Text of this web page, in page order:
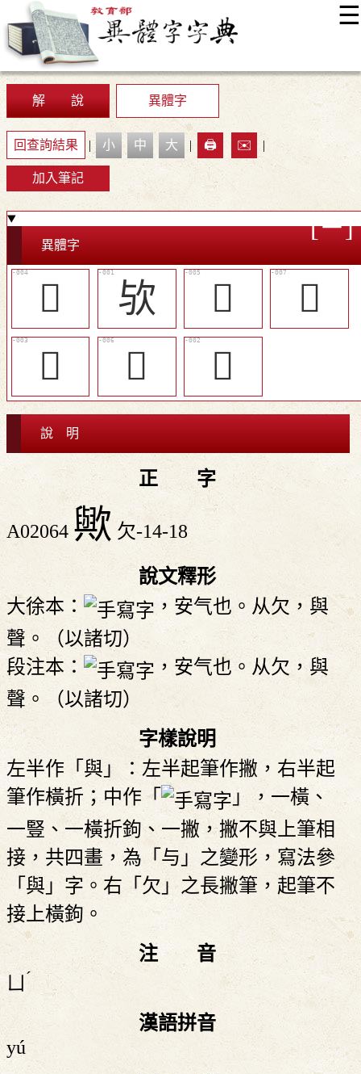
☰
最新消息
顯示模式
網站導覽
EN
解 說
異體字
回查詢結果 | 小 中 大 | 🖨️ ✉️ |
加入筆記
異體字
󲼮 欤 󲼯
󲼱
󲼭
󲼰 󲼬
說 明
正 字
A02064 歟 欠-14-18
說文釋形
大徐本：
，安气也。从欠，與
聲。（以諸切）
段注本：
，安气也。从欠，與
聲。（以諸切）
字樣說明
左半作「與」：左半起筆作撇，右半起
筆作橫折；中作「
」，一橫、
一豎、一橫折鉤、一撇，撇不與上筆相
接，共四畫，為「与」之變形，寫法參
「與」字。右「欠」之長撇筆，起筆不
接上橫鉤。
注 音
ㄩ ˊ
漢語拼音
yú